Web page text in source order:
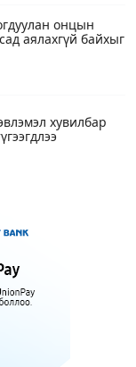
онцын
аялахгүй байхыг
хувилбар
онцгойлон
шилжиж, найр